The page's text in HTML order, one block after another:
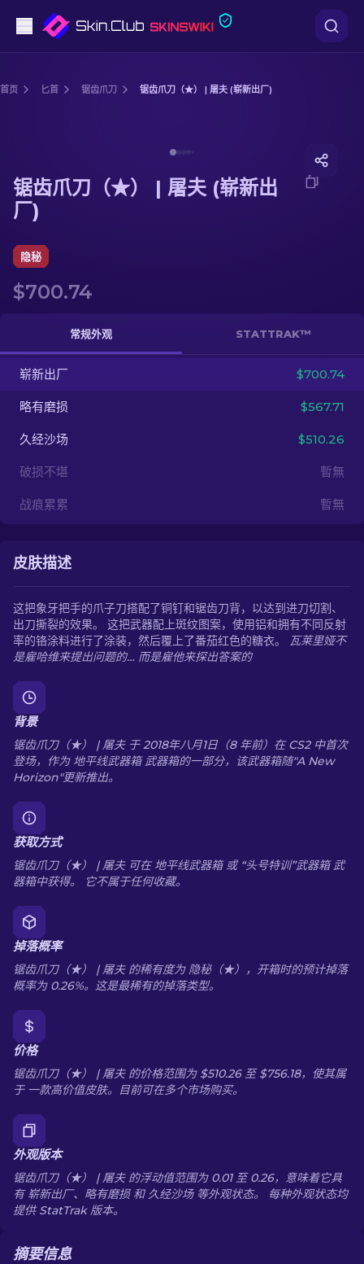
狙击步枪
其他
ZH-CN
首页 匕首 锯齿爪刀 锯齿爪刀（★） | 屠夫 (崭新出厂)
锯齿爪刀（★） | 屠夫 (崭新出
厂)
隐秘
$700.74
常规外观 STATTRAK™
崭新出厂 $700.74
略有磨损 $567.71
久经沙场 $510.26
破损不堪 暫無
战痕累累 暫無
皮肤描述
这把象牙把手的爪子刀搭配了铜钉和锯齿刀背，以达到进刀切割、
出刀撕裂的效果。 这把武器配上斑纹图案，使用铝和拥有不同反射
率的铬涂料进行了涂装，然后覆上了番茄红色的糖衣。
瓦莱里娅不
是雇哈维来提出问题的… 而是雇他来探出答案的
背景
锯齿爪刀（★） | 屠夫 于 2018年八月1日（8 年前）在 CS2 中首次
登场，作为 地平线武器箱 武器箱的一部分，该武器箱随"A New
Horizon"更新推出。
获取方式
锯齿爪刀（★） | 屠夫 可在 地平线武器箱 或 “头号特训”武器箱 武
器箱中获得。 它不属于任何收藏。
掉落概率
锯齿爪刀（★） | 屠夫 的稀有度为 隐秘（★），开箱时的预计掉落
概率为 0.26%。这是最稀有的掉落类型。
价格
锯齿爪刀（★） | 屠夫 的价格范围为 $510.26 至 $756.18，使其属
于 一款高价值皮肤。目前可在多个市场购买。
外观版本
锯齿爪刀（★） | 屠夫 的浮动值范围为 0.01 至 0.26，意味着它具
有 崭新出厂、略有磨损 和 久经沙场 等外观状态。 每种外观状态均
提供 StatTrak 版本。
摘要信息